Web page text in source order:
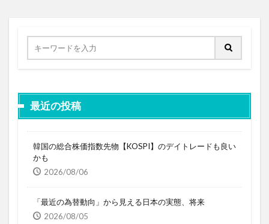
最近の投稿
韓国の総合株価指数先物【KOSPI】のデイトレードも良い
かも
2026/08/06
「最近の為替動向」から見える日本の実態、将来
2026/08/05